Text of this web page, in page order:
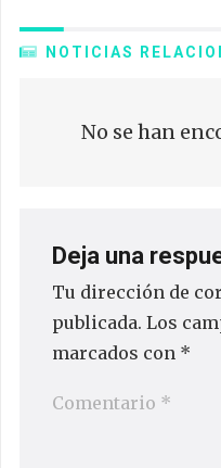
NOTICIAS
No se han
Deja una
Tu dirección de
publicada. Los
marcados con *